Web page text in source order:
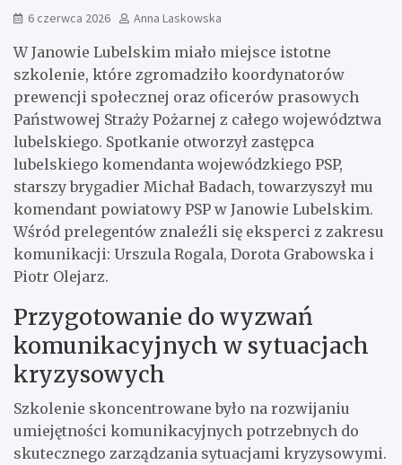
6 czerwca 2026 Anna Laskowska
W Janowie Lubelskim miało miejsce istotne
szkolenie, które zgromadziło koordynatorów
prewencji społecznej oraz oficerów prasowych
Państwowej Straży Pożarnej z całego województwa
lubelskiego. Spotkanie otworzył zastępca
lubelskiego komendanta wojewódzkiego PSP,
starszy brygadier Michał Badach, towarzyszył mu
komendant powiatowy PSP w Janowie Lubelskim.
Wśród prelegentów znaleźli się eksperci z zakresu
komunikacji: Urszula Rogala, Dorota Grabowska i
Piotr Olejarz.
Przygotowanie do wyzwań
komunikacyjnych w sytuacjach
kryzysowych
Szkolenie skoncentrowane było na rozwijaniu
umiejętności komunikacyjnych potrzebnych do
skutecznego zarządzania sytuacjami kryzysowymi.